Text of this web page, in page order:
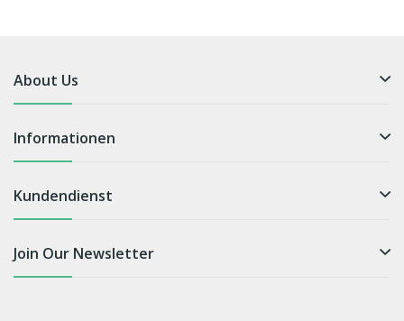
About Us
Informationen
Kundendienst
Join Our Newsletter